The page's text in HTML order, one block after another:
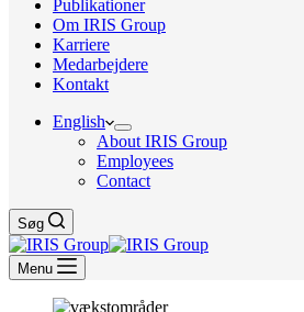
Publikationer
Om IRIS Group
Karriere
Medarbejdere
Kontakt
English
About IRIS Group
Employees
Contact
Søg
Menu